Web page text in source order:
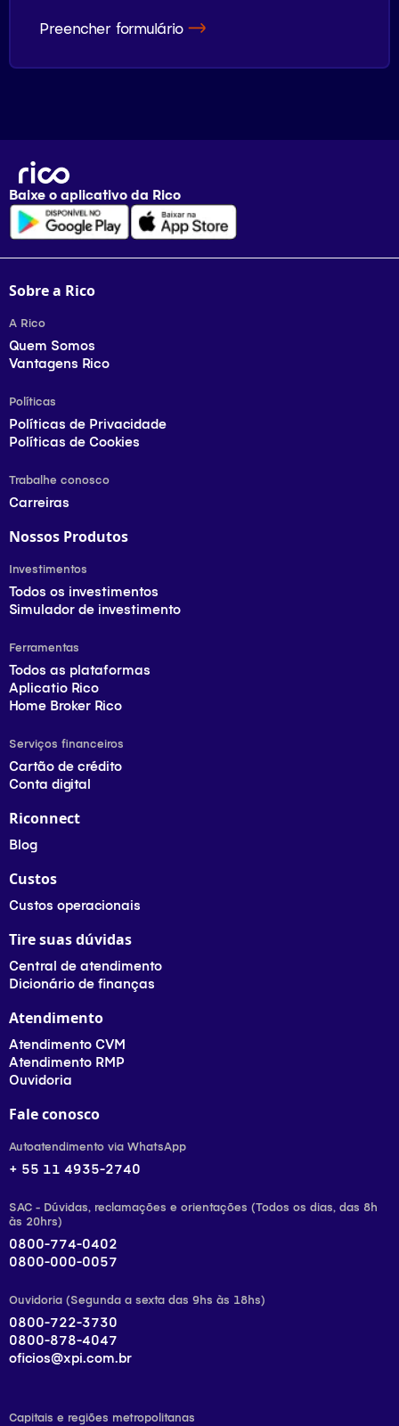
Preencher formulário
Baixe o aplicativo da Rico
Sobre a Rico
A Rico
Quem Somos
Vantagens Rico
Políticas
Políticas de Privacidade
Políticas de Cookies
Trabalhe conosco
Carreiras
Nossos Produtos
Investimentos
Todos os investimentos
Simulador de investimento
Ferramentas
Todos as plataformas
Aplicatio Rico
Home Broker Rico
Serviços financeiros
Cartão de crédito
Conta digital
Riconnect
Blog
Custos
Custos operacionais
Tire suas dúvidas
Central de atendimento
Dicionário de finanças
Atendimento
Atendimento CVM
Atendimento RMP
Ouvidoria
Fale conosco
Autoatendimento via WhatsApp
+ 55 11 4935-2740
SAC - Dúvidas, reclamações e orientações (Todos os dias, das 8h
às 20hrs)
0800-774-0402
0800-000-0057
Ouvidoria (Segunda a sexta das 9hs às 18hs)
0800-722-3730
0800-878-4047
oficios@xpi.com.br
Capitais e regiões metropolitanas